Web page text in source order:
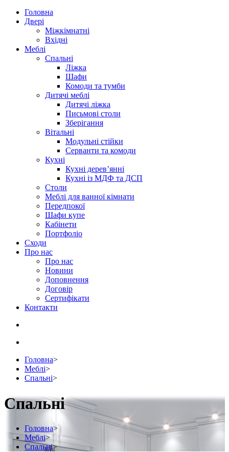
Головна
Двері
Міжкімнатні
Вхідні
Меблі
Спальні
Ліжка
Шафи
Комоди та тумби
Дитячі меблі
Дитячі ліжка
Письмові столи
Зберігання
Вітальні
Модульні стійки
Серванти та комоди
Кухні
Кухні дерев’янні
Кухні із МДФ та ДСП
Cтоли
Меблі для ванної кімнати
Передпокої
Шафи купе
Кабінети
Портфоліо
Сходи
Про нас
Про нас
Новини
Доповнення
Договір
Сертифікати
Контакти
Головна>
Меблі>
Спальні>
Спальні
Головна>
Меблі>
Спальні>